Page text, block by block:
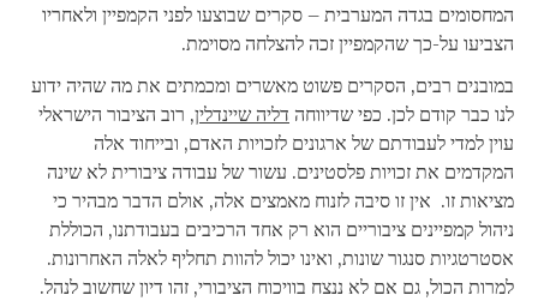
המחסומים בגדה המערבית – סקרים שבוצעו לפני הקמפיין ולאחריו
הצביעו על-כך שהקמפיין זכה להצלחה מסוימת.
במובנים רבים, הסקרים פשוט מאשרים ומכמתים את מה שהיה ידוע
לנו כבר קודם לכן. כפי שדיווחה דליה שיינדלין, רוב הציבור הישראלי
עוין למדי לעבודתם של ארגונים לזכויות האדם, ובייחוד אלה
המקדמים את זכויות פלסטינים. עשור של עבודה ציבורית לא שינה
מציאות זו. אין זו סיבה לזנוח מאמצים אלה, אולם הדבר מבהיר כי
ניהול קמפיינים ציבוריים הוא רק אחד הרכיבים בעבודתנו, הכוללת
אסטרטגיות סנגור שונות, ואינו יכול להוות תחליף לאלה האחרונות.
למרות הכול, גם אם לא ננצח בוויכוח הציבורי, זהו דיון שחשוב לנהל.